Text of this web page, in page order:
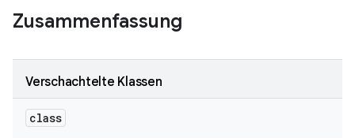
Zusammenfassung
Verschachtelte Klassen
class